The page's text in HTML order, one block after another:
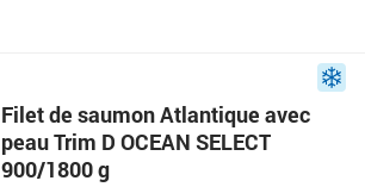
Filet de saumon Atlantique avec
peau Trim D OCEAN SELECT
900/1800 g